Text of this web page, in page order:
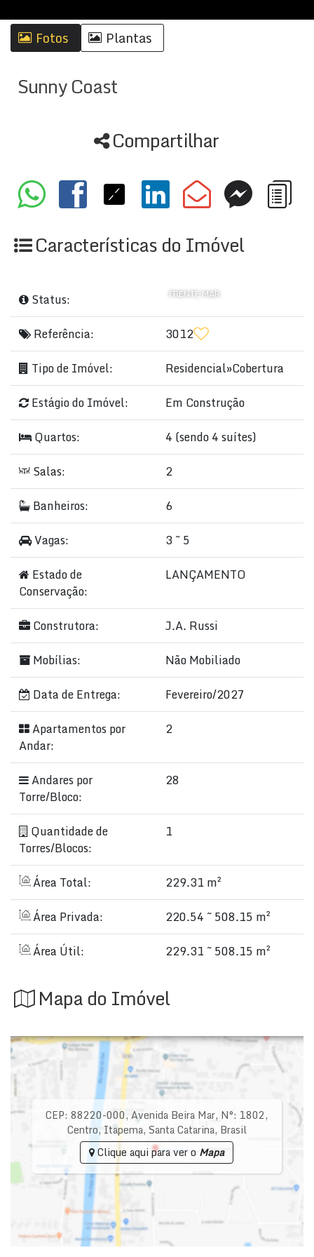
Fotos Plantas
Sunny Coast
Compartilhar
Características do Imóvel
Status: FRENTE MAR
Referência:
3012
Tipo de Imóvel:
Residencial»Cobertura
Estágio do Imóvel:
Em Construção
Quartos:
4 (sendo 4 suítes)
Salas:
2
Banheiros:
6
Vagas:
3 ~ 5
Estado de
Conservação:
LANÇAMENTO
Construtora:
J.A. Russi
Mobílias:
Não Mobiliado
Data de Entrega:
Fevereiro/2027
Apartamentos por
Andar:
2
Andares por
Torre/Bloco:
28
Quantidade de
Torres/Blocos:
1
Área Total:
229.31 m²
Área Privada:
220.54 ~ 508.15 m²
Área Útil:
229.31 ~ 508.15 m²
Mapa do Imóvel
CEP: 88220-000,Avenida Beira Mar, N°: 1802,
Centro, Itapema, Santa Catarina, Brasil
Clique aqui para ver o Mapa